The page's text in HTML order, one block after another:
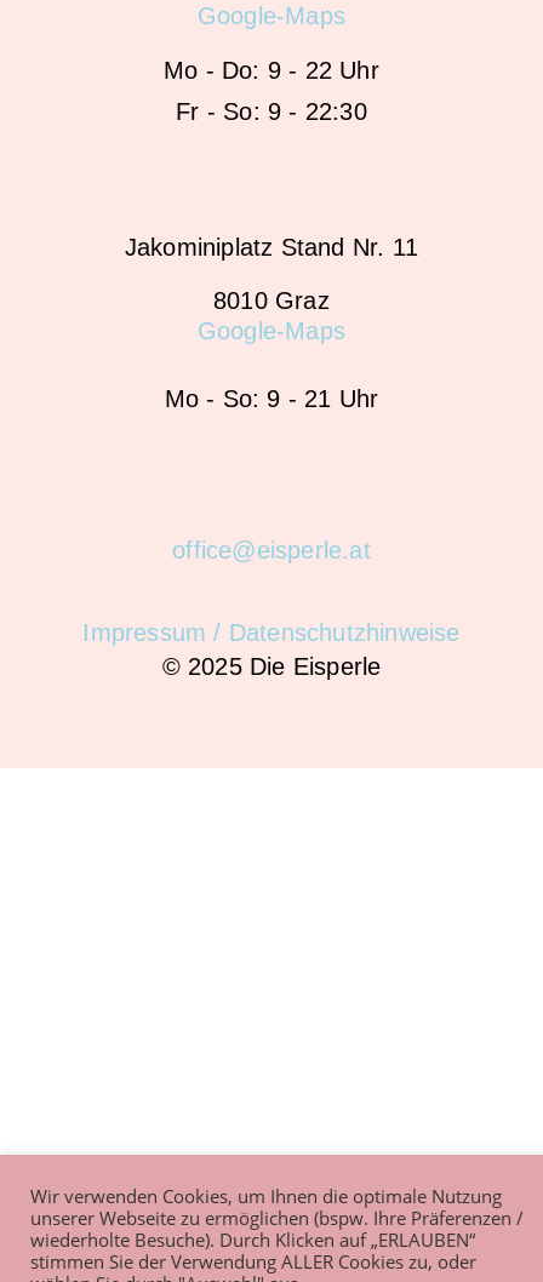
Google-Maps
Mo - Do: 9 - 22 Uhr
Fr - So: 9 - 22:30
Jakominiplatz Stand Nr. 11
8010 Graz
Google-Maps
Mo - So: 9 - 21 Uhr
office@eisperle.at
Impressum / Datenschutzhinweise
© 2025 Die Eisperle
Wir verwenden Cookies, um Ihnen die optimale Nutzung
unserer Webseite zu ermöglichen (bspw. Ihre Präferenzen /
wiederholte Besuche). Durch Klicken auf „ERLAUBEN“
stimmen Sie der Verwendung ALLER Cookies zu, oder